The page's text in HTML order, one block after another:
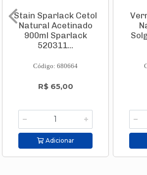
Stain Sparlack Cetol
Natural Acetinado
900ml Sparlack
520311...
Código: 680664
R$ 65,00
Adicionar